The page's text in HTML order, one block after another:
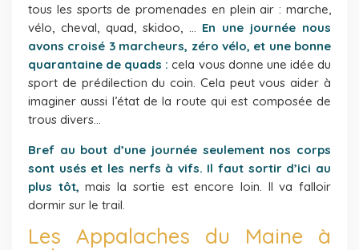
tous les sports de promenades en plein air : marche,
vélo, cheval, quad, skidoo, … En une journée nous
avons croisé 3 marcheurs, zéro vélo, et une bonne
quarantaine de quads : cela vous donne une idée du
sport de prédilection du coin. Cela peut vous aider à
imaginer aussi l’état de la route qui est composée de
trous divers…
Bref au bout d’une journée seulement nos corps
sont usés et les nerfs à vifs. Il faut sortir d’ici au
plus tôt, mais la sortie est encore loin. Il va falloir
dormir sur le trail.
Les Appalaches du Maine à